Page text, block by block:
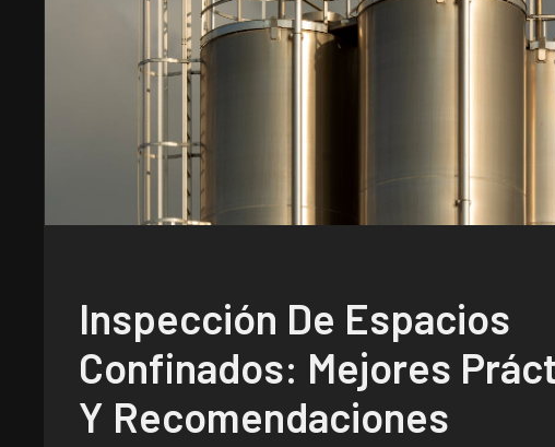
Inspección De Espacios
Confinados: Mejores
Y Recomendaciones